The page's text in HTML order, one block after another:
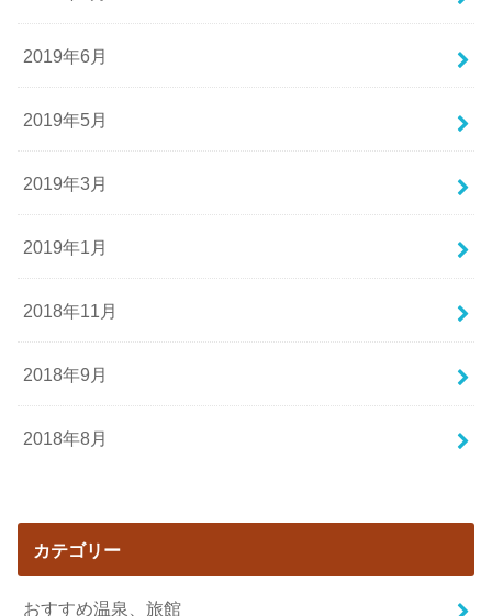
2019年6月
2019年5月
2019年3月
2019年1月
2018年11月
2018年9月
2018年8月
カテゴリー
おすすめ温泉、旅館